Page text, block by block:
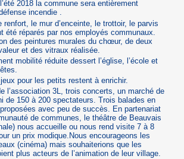
2018 la commune sera entièrement
incendie .
renfort, le mur d’enceinte, le trottoir, le parvis
été réparés par nos employés communaux.
des peintures murales du chœur, de deux
et des vitraux réalisée.
mobilité réduite dessert l’église, l’école et
pour les petits restent à enrichir.
l’association 3L, trois concerts, un marché de
de 150 à 200 spectateurs. Trois balades en
avec peu de succès. En partenariat
de communes, le théâtre de Beauvais
nous accueille ou nous rend visite 7 à 8
un prix modique.Nous encourageons les
(cinéma) mais souhaiterions que les
plus acteurs de l’animation de leur village.